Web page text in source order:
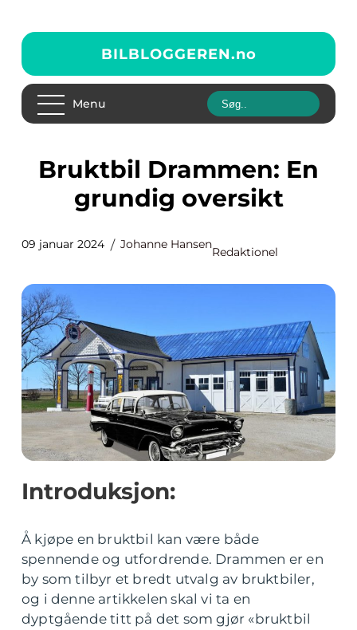
BILBLOGGEREN.no
Menu
Bruktbil Drammen: En
grundig oversikt
09 januar 2024 Johanne Hansen
Redaktionel
Introduksjon:
Å kjøpe en bruktbil kan være både
spennende og utfordrende. Drammen er en
by som tilbyr et bredt utvalg av bruktbiler,
og i denne artikkelen skal vi ta en
dyptgående titt på det som gjør «bruktbil